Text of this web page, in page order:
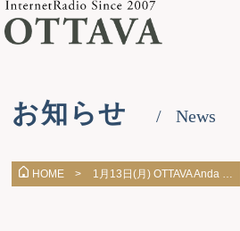
お知らせ News
HOME > 1月13日(月) OTTAVA Anda …